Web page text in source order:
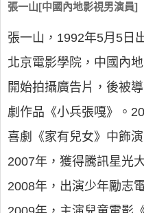
張一山[中國內地影視男演員]
張一山，1992年5月5日
北京電影學院，中國內
開始拍攝廣告片，後被
劇作品《小兵張嘎》。
喜劇《家有兒女》中飾
2007年，獲得騰訊星光
2008年，出演少年勵志